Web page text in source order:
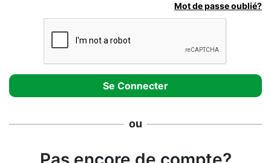
Mot de passe oublié?
ou